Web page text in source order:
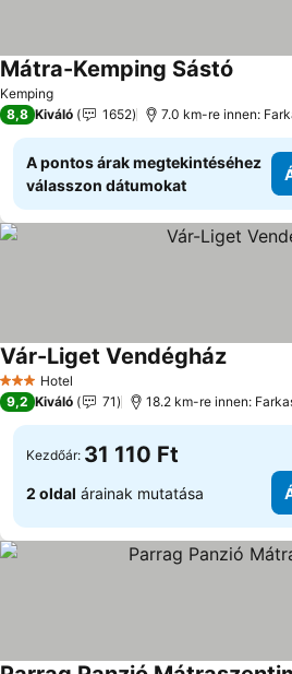
Kemping
Mátra-Kemping Sástó
8,8 Kiváló 1652 7.0 km-re innen:
A pontos árak megtekintéséhez
válasszon dátumokat
3 Kategória
Hotel
Vár-Liget Vendégház
9,2 Kiváló 71 18.2 km-re innen:
Kezdőár: 31 110 Ft
2 oldal árainak mutatása